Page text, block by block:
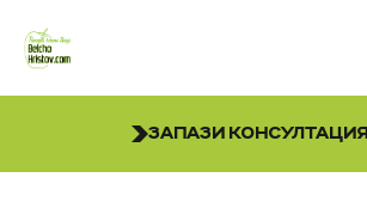
ЗАПАЗИ КОНСУЛТАЦИЯ